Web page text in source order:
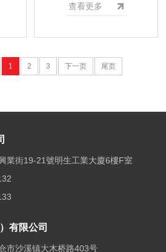
查看更多
1 2 3 下一页 尾页
業街19-21號明生工業大廈6樓F室
有限公司
市沙溪镇大木桥路403号